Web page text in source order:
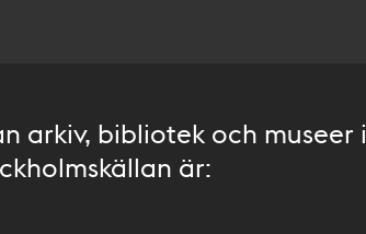
arkiv, bibliotek och museer i
är: